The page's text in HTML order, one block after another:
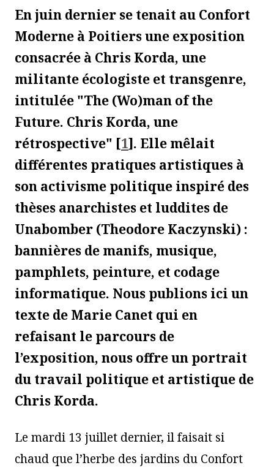
En juin dernier se tenait au Confort
Moderne à Poitiers une exposition
consacrée à Chris Korda, une
militante écologiste et transgenre,
intitulée "The (Wo)man of the
Future. Chris Korda, une
rétrospective" [1]. Elle mêlait
différentes pratiques artistiques à
son activisme politique inspiré des
thèses anarchistes et luddites de
Unabomber (Theodore Kaczynski) :
bannières de manifs, musique,
pamphlets, peinture, et codage
informatique. Nous publions ici un
texte de Marie Canet qui en
refaisant le parcours de
l’exposition, nous offre un portrait
du travail politique et artistique de
Chris Korda.
Le mardi 13 juillet dernier, il faisait si
chaud que l’herbe des jardins du Confort